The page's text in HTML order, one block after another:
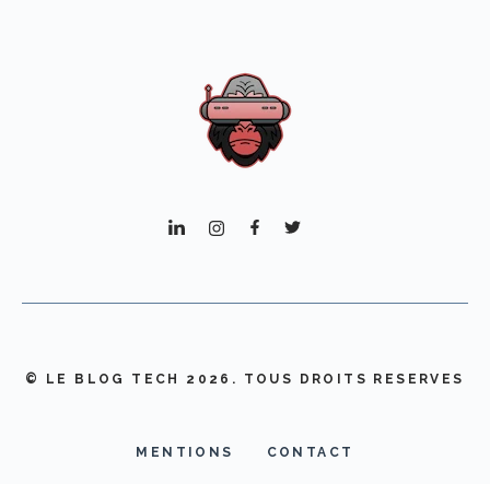
© LE BLOG TECH 2026. TOUS DROITS RESERVES
MENTIONS CONTACT